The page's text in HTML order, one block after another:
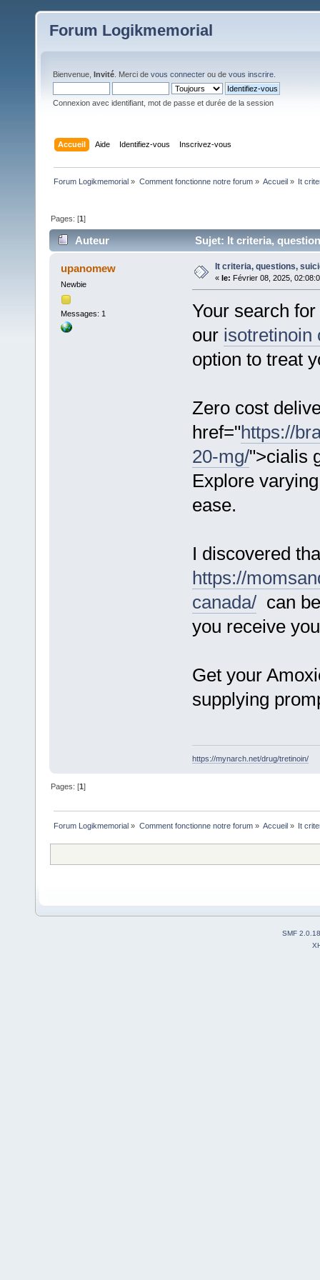
Forum Logikmemorial
Bienvenue, Invité . Merci de vous connecter ou de vous inscrire
Connexion avec identifiant, mot de passe et durée de la session
Accueil Aide Identifiez-vous Inscrivez-vous
Forum Logikmemorial » Comment fonctionne notre forum» Accueil» It
Pages: [1]
Auteur Sujet: It criteria,
upanomew
Newbie
Messages: 1
It criteria, questions,
« le: Février 08, 2025,
Your search
our isotretinoin
option to treat
Zero cost
href="https://
20-mg/">cialis
Explore
ease.
I discovered
https://
canada/can be
you receive
Get your
supplying
https://mynarch.net/drug/tretinoin/
Pages: [1]
Forum Logikmemorial » Comment fonctionne notre forum» Accueil» It
SMF 2.0.18